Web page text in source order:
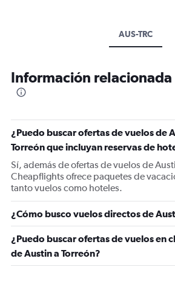
AUS-TRC
Información
¿Puedo buscar ofertas de vuelos de
Torreón que incluyan reservas de
Sí, además de ofertas de vuelos de
Cheapflights ofrece paquetes de
tanto vuelos como hoteles.
¿Cómo busco vuelos directos de
¿Puedo buscar ofertas de vuelos en
de Austin a Torreón?